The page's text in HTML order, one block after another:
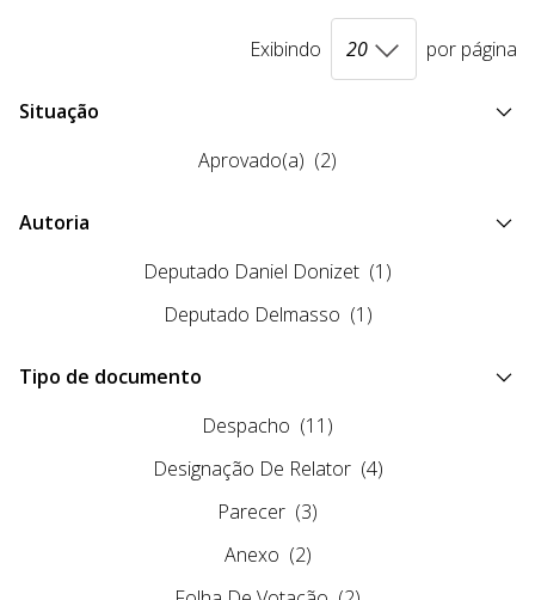
Exibindo por página
Situação
Aprovado(a) (2)
Autoria
Deputado Daniel Donizet (1)
Deputado Delmasso (1)
Tipo de documento
Despacho (11)
Designação De Relator (4)
Parecer (3)
Anexo (2)